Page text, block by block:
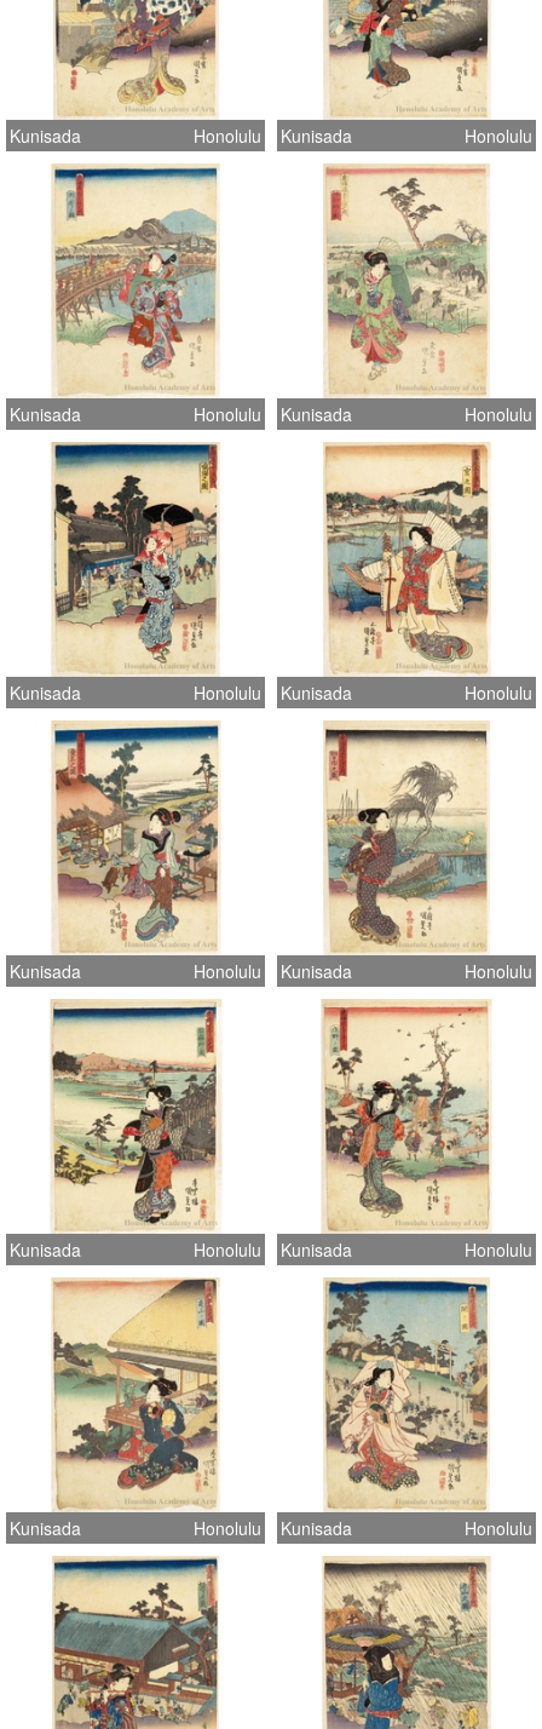
Kunisada Honolulu Kunisada Honolulu
Kunisada Honolulu Kunisada Honolulu
Kunisada Honolulu Kunisada Honolulu
Kunisada Honolulu Kunisada Honolulu
Kunisada Honolulu Kunisada Honolulu
Kunisada Honolulu Kunisada Honolulu